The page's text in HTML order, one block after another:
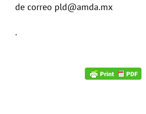
de correo pld@amda.mx
.